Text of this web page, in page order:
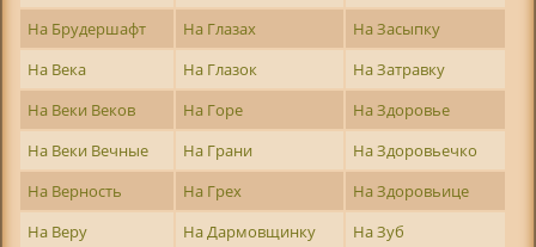
На Брудершафт
На Глазах
На Засыпку
На Века
На Глазок
На Затравку
На Веки Веков
На Горе
На Здоровье
На Веки Вечные
На Грани
На Здоровьечко
На Верность
На Грех
На Здоровьице
На Веру
На Дармовщинку
На Зуб